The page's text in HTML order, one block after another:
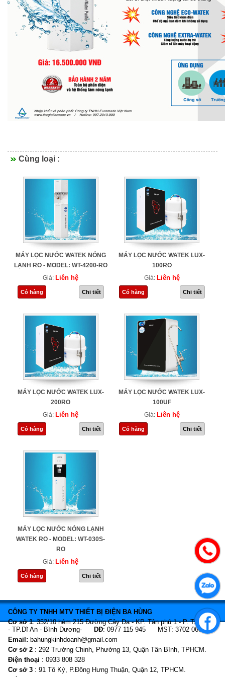
Cùng loại :
MÁY LỌC NƯỚC WATEK NÓNG
LẠNH RO - MODEL: WT-4200-RO
Giá: Liên hệ
Có hàng Chi tiết
MÁY LỌC NƯỚC WATEK LUX-
100RO
Giá: Liên hệ
Có hàng Chi tiết
MÁY LỌC NƯỚC WATEK LUX-
200RO
Giá: Liên hệ
Có hàng Chi tiết
MÁY LỌC NƯỚC WATEK LUX-
100UF
Giá: Liên hệ
Có hàng Chi tiết
MÁY LỌC NƯỚC NÓNG LẠNH
WATEK RO - MODEL: WT-030S-
RO
Giá: Liên hệ
Có hàng Chi tiết
CÔNG TY TNHH MTV THIẾT BỊ ĐIỆN BA HÙNG
Cơ sở 1: 352/10 hẻm 215 Đường Cây Da - KP. Tân phú 1 - P. Tân Bình
- TP.Dĩ An - Bình Dương-
DĐ: 0977 115 945 MST: 3702 067 466
Email: bahungkinhdoanh@gmail.com
Cơ sở 2 : 292 Trường Chinh, Phường 13, Quận Tân Bình, TPHCM.
Điện thoại : 0933 808 328
Cơ sở 3 : 91 Tô Ký, P.Đông Hưng Thuận, Quận 12, TPHCM.